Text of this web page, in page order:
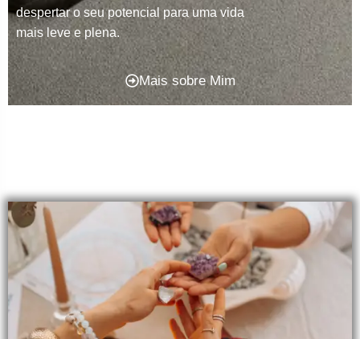
despertar o seu potencial para uma vida
mais leve e plena.
Mais sobre Mim